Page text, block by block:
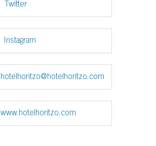
Twitter
Instagram
hotelhoritzo@hotelhoritzo.com
www.hotelhoritzo.com